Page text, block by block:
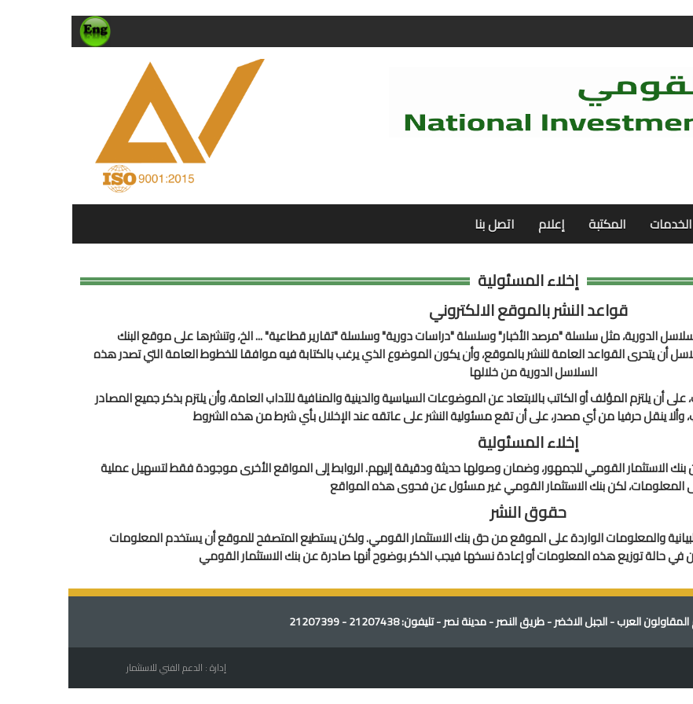
الخدمات المكتبة إعلام اتصل بنا
إخلاء المسئولية
قواعد النشر بالموقع الالكتروني
الدورية، مثل سلسلة "مرصد الأخبار" وسلسلة "دراسات دورية" وسلسلة "تقارير قطاعية" ... الخ، وتنشرها على موقع البنك
أن يتحرى القواعد العامة للنشر بالموقع، وأن يكون الموضوع الذي يرغب بالكتابة فيه موافقا للخطوط العامة التي تصدر هذه
السلاسل الدورية من خلالها
أن يلتزم المؤلف أو الكاتب بالابتعاد عن الموضوعات السياسية والدينية والمنافية للآداب العامة، وأن يلتزم بذكر جميع المصادر
وألا ينقل حرفيا من أي مصدر، على أن تقع مسئولية النشر على عاتقه عند الإخلال بأي شرط من هذه الشروط
إخلاء المسئولية
الاستثمار القومي للجمهور، وضمان وصولها حديثة ودقيقة إليهم. الروابط إلى المواقع الأخرى موجودة فقط لتسهيل عملية
المعلومات، لكن بنك الاستثمار القومي غير مسئول عن فحوى هذه المواقع
حقوق النشر
والمعلومات الواردة على الموقع من حق بنك الاستثمار القومي. ولكن يستطيع المتصفح للموقع أن يستخدم المعلومات
في حالة توزيع هذه المعلومات أو إعادة نسخها فيجب الذكر بوضوح أنها صادرة عن بنك الاستثمار القومي
إدارة : الدعم الفني للاستثمار